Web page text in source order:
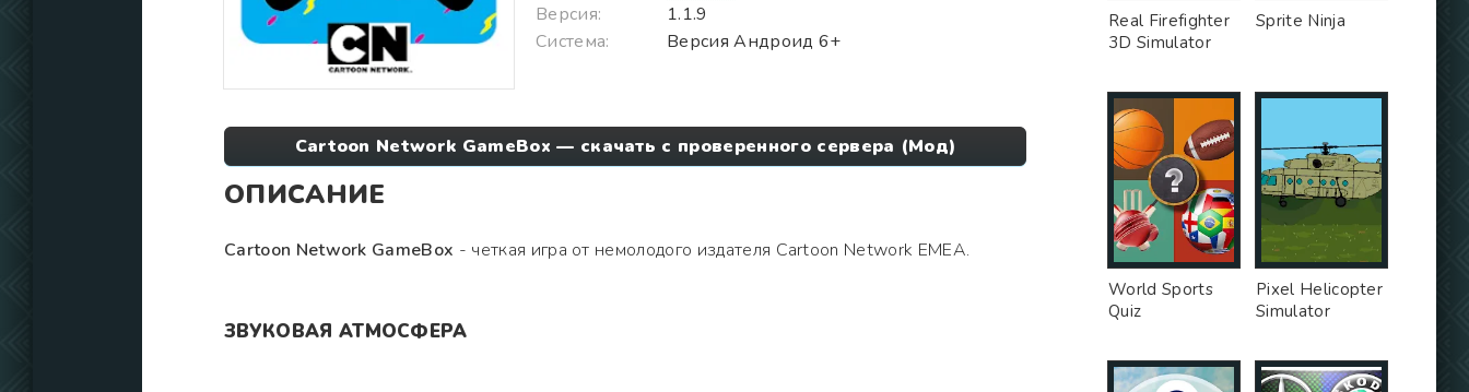
Версия:
1.1.9
Система:
Версия Андроид 6+
Cartoon Network GameBox — скачать с проверенного сервера (Мод)
ОПИСАНИЕ
Cartoon Network GameBox - четкая игра от немолодого издателя Cartoon Network EMEA.
ЗВУКОВАЯ АТМОСФЕРА
Real Firefighter
3D Simulator
Sprite Ninja
World Sports
Quiz
Pixel Helicopter
Simulator